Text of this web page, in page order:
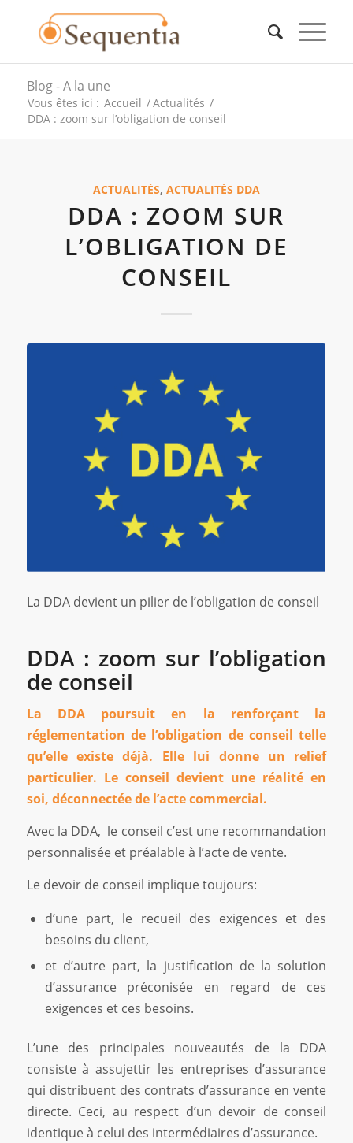
Blog - A la une
Vous êtes ici : Accueil /Actualités /
DDA : zoom sur l’obligation de conseil
ACTUALITÉS, ACTUALITÉS DDA
DDA : ZOOM SUR
L’OBLIGATION DE
CONSEIL
La DDA devient un pilier de l’obligation de conseil
DDA : zoom sur l’obligation
de conseil
La DDA poursuit en la renforçant la
réglementation de l’obligation de conseil telle
qu’elle existe déjà. Elle lui donne un relief
particulier. Le conseil devient une réalité en
soi, déconnectée de l’acte commercial.
Avec la DDA, le conseil c’est une recommandation
personnalisée et préalable à l’acte de vente.
Le devoir de conseil implique toujours:
d’une part, le recueil des exigences et des
besoins du client,
et d’autre part, la justification de la solution
d’assurance préconisée en regard de ces
exigences et ces besoins.
L’une des principales nouveautés de la DDA
consiste à assujettir les entreprises d’assurance
qui distribuent des contrats d’assurance en vente
directe. Ceci, au respect d’un devoir de conseil
identique à celui des intermédiaires d’assurance.